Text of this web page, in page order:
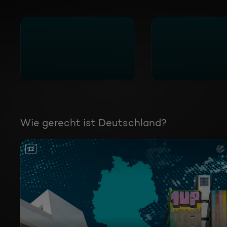
Wie gerecht ist Deutschland?
12